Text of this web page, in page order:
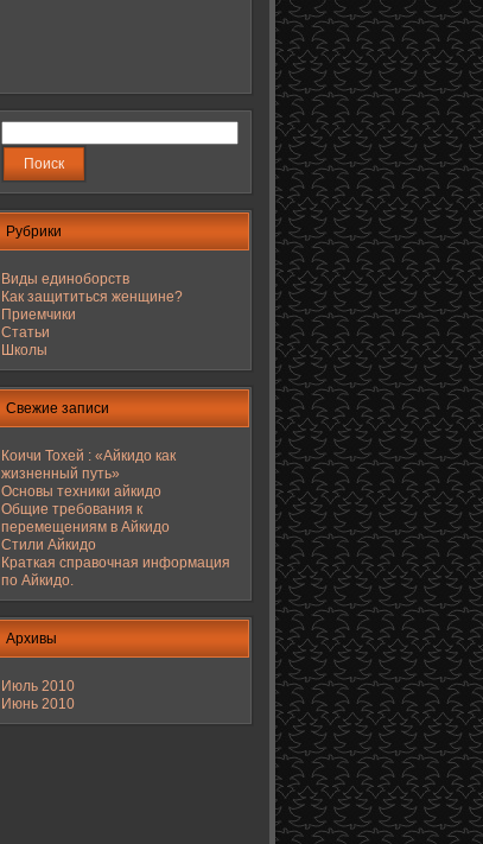
Рубрики
Виды единоборств
Как защититься женщине?
Приемчики
Статьи
Школы
Свежие записи
Коичи Тохей : «Айкидо как
жизненный путь»
Основы техники айкидо
Общие требования к
перемещениям в Айкидо
Стили Айкидо
Краткая справочная информация
по Айкидо.
Архивы
Июль 2010
Июнь 2010